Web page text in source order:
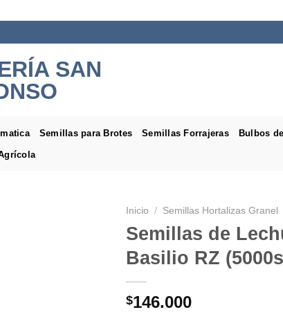
Semillas para Brotes Semillas Forrajeras Bulbos
Inicio / Semillas Hortalizas Granel
Semillas de
Basilio RZ
$146.000